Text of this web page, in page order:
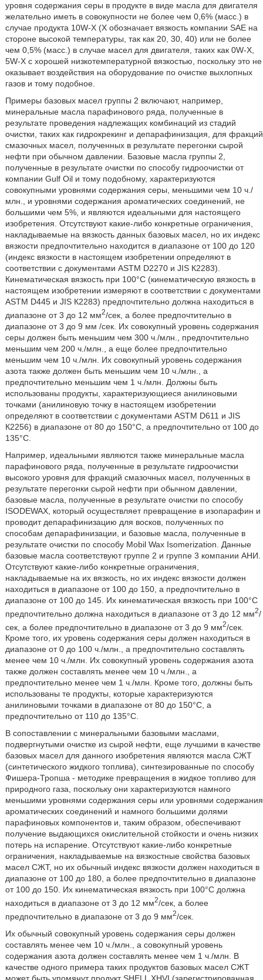
уровня содержания серы в продукте в виде масла для двигателя
желательно иметь в совокупности не более чем 0,6% (масс.) в
случае продукта 10W-X (X обозначает вязкость компании SAE на
стороне высокой температуры, так как 20, 30, 40) или не более
чем 0,5% (масс.) в случае масел для двигателя, таких как 0W-X,
5W-X с хорошей низкотемпературной вязкостью, поскольку это не
оказывает воздействия на оборудование по очистке выхлопных
газов и тому подобное.
Примеры базовых масел группы 2 включают, например,
минеральные масла парафинового ряда, полученные в
результате проведения надлежащих комбинаций из стадий
очистки, таких как гидрокрекинг и депарафинизация, для фракций
смазочных масел, полученных в результате перегонки сырой
нефти при обычном давлении. Базовые масла группы 2,
полученные в результате очистки по способу гидроочистки от
компании Gulf Oil и тому подобному, характеризуются
совокупными уровнями содержания серы, меньшими чем 10 ч./
млн., и уровнями содержания ароматических соединений, не
большими чем 5%, и являются идеальными для настоящего
изобретения. Отсутствуют какие-либо конкретные ограничения,
накладываемые на вязкость данных базовых масел, но их индекс
вязкости предпочтительно находится в диапазоне от 100 до 120
(индекс вязкости в настоящем изобретении определяют в
соответствии с документами ASTM D2270 и JIS К2283).
Кинематическая вязкость при 100°C (кинематическую вязкость в
настоящем изобретении измеряют в соответствии с документами
ASTM D445 и JIS К2283) предпочтительно должна находиться в
диапазоне от 3 до 12 мм2/сек, а более предпочтительно в
диапазоне от 3 до 9 мм /сек. Их совокупный уровень содержания
серы должен быть меньшим чем 300 ч./млн., предпочтительно
меньшим чем 200 ч./млн., а еще более предпочтительно
меньшим чем 10 ч./млн. Их совокупный уровень содержания
азота также должен быть меньшим чем 10 ч./млн., а
предпочтительно меньшим чем 1 ч./млн. Должны быть
использованы продукты, характеризующиеся анилиновыми
точками (анилиновую точку в настоящем изобретении
определяют в соответствии с документами ASTM D611 и JIS
К2256) в диапазоне от 80 до 150°C, а предпочтительно от 100 до
135°C.
Например, идеальными являются также минеральные масла
парафинового ряда, полученные в результате гидроочистки
высокого уровня для фракций смазочных масел, полученных в
результате перегонки сырой нефти при обычном давлении,
базовые масла, полученные в результате очистки по способу
ISODEWAX, который осуществляет превращение в изопарафин и
проводит депарафинизацию для восков, полученных по
способам депарафинизации, и базовые масла, полученные в
результате очистки по способу Mobil Wax Isomerization. Данные
базовые масла соответствуют группе 2 и группе 3 компании АНИ.
Отсутствуют какие-либо конкретные ограничения,
накладываемые на их вязкость, но их индекс вязкости должен
находиться в диапазоне от 100 до 150, а предпочтительно в
диапазоне от 100 до 145. Их кинематическая вязкость при 100°C
предпочтительно должна находиться в диапазоне от 3 до 12 мм2/
сек, а более предпочтительно в диапазоне от 3 до 9 мм2/сек.
Кроме того, их уровень содержания серы должен находиться в
диапазоне от 0 до 100 ч./млн., а предпочтительно составлять
менее чем 10 ч./млн. Их совокупный уровень содержания азота
также должен составлять менее чем 10 ч./млн., а
предпочтительно менее чем 1 ч./млн. Кроме того, должны быть
использованы те продукты, которые характеризуются
анилиновыми точками в диапазоне от 80 до 150°C, а
предпочтительно от 110 до 135°C.
В сопоставлении с минеральными базовыми маслами,
подвергнутыми очистке из сырой нефти, еще лучшими в качестве
базовых масел для данного изобретения являются масла СЖТ
(синтетического жидкого топлива), синтезированные по способу
Фишера-Тропша - методике превращения в жидкое топливо для
природного газа, поскольку они характеризуются намного
меньшими уровнями содержания серы или уровнями содержания
ароматических соединений и намного большими долями
парафиновых компонентов и, таким образом, обеспечивают
получение выдающихся окислительной стойкости и очень низких
потерь на испарение. Отсутствуют какие-либо конкретные
ограничения, накладываемые на вязкостные свойства базовых
масел СЖТ, но их обычный индекс вязкости должен находиться в
диапазоне от 100 до 180, а более предпочтительно в диапазоне
от 100 до 150. Их кинематическая вязкость при 100°C должна
находиться в диапазоне от 3 до 12 мм2/сек, а более
предпочтительно в диапазоне от 3 до 9 мм2/сек.
Их обычный совокупный уровень содержания серы должен
составлять менее чем 10 ч./млн., а совокупный уровень
содержания азота должен составлять менее чем 1 ч./млн. В
качестве одного примера таких продуктов базовых масел СЖТ
может быть упомянут продукт SHELL XHVI (зарегистрированная